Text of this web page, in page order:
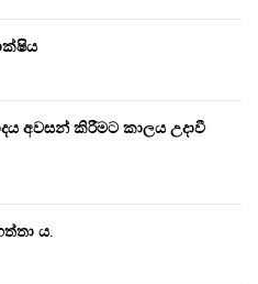
අවසන් කිරීමට කාලය උදාවී
ය.